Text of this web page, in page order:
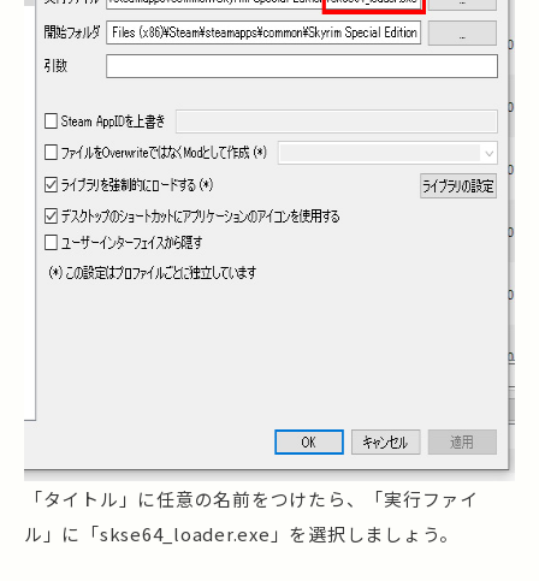
「タイトル」に任意の名前をつけたら、「実行ファイ
ル」に「skse64_loader.exe」を選択しましょう。